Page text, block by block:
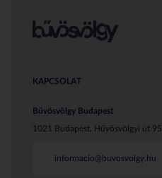
KAPCSOLAT
Bűvösvölgy Budapest
1021 Budapest, Hűvösvölgyi út 95.
informacio@buvosvolgy.hu